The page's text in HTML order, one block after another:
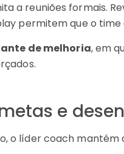
a reuniões formais.
permitem que o
de melhoria, em
e
o líder coach mantém